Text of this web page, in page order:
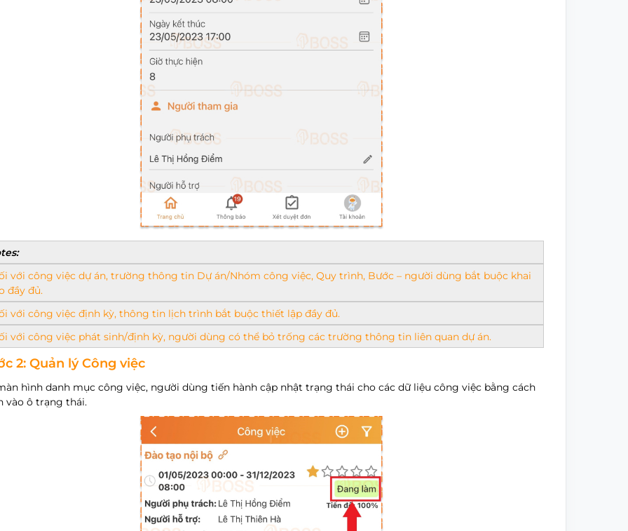
với công việc dự án, trường thông tin Dự án/Nhóm công việc, Quy trình, Bước – người dùng bắt buộc khai
đầy đủ.
với công việc định kỳ, thông tin lịch trình bắt buộc thiết lập đầy đủ.
với công việc phát sinh/định kỳ, người dùng có thể bỏ trống các trường thông tin liên quan dự án.
2: Quản lý Công việc
hình danh mục công việc, người dùng tiến hành cập nhật trạng thái cho các dữ liệu công việc bằng cách
vào ô trạng thái.